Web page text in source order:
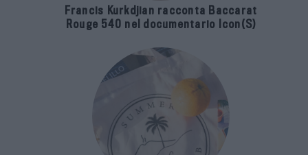
Francis Kurkdjian racconta Baccarat
Rouge 540 nel documentario Icon(S)